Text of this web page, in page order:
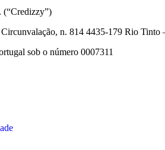
(“Credizzy”)
Circunvalação, n. 814 4435-179 Rio Tinto
sob o número 0007311